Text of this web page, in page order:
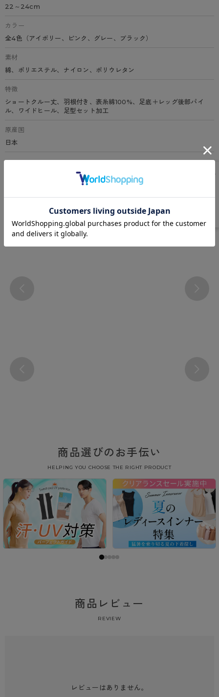
22～24cm
カラー
全4色（アイボリー、ピンク、グレー、ブラック）
素材
綿、ポリエステル、ナイロン、ポリウレタン
特徴
ショートクルー丈、羽根付き、表糸綿100%、足底＋レッグ後部パイ
ル、ワイドヒール、足型セット加工
原産国
日本
洗濯表示について よくある質問(FAQ)
Instagram
@atsugi_official_webshop
商品選びのお手伝い
HELPING YOU CHOOSE THE RIGHT PRODUCT
商品レビュー
REVIEW
レビューはありません。